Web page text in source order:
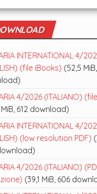
INTERNATIONAL 4/
(file iBooks) (52,5
4/2026 (ITALIANO)
612 download)
INTERNATIONAL 4/
(low resolution PDF)
4/2026 (ITALIANO)
(39,1 MiB, 606